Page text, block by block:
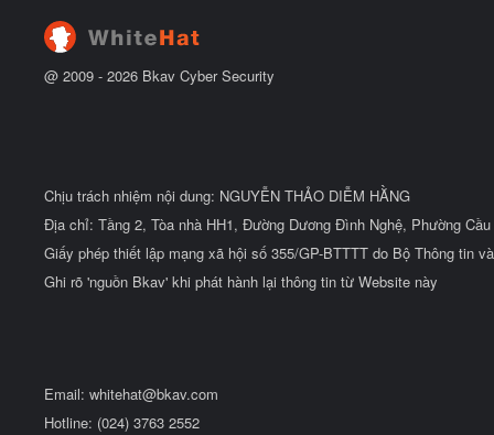
u
@ 2009 - 2026 Bkav Cyber Security
Chịu trách nhiệm nội dung: NGUYỄN THẢO DIỄM HẰNG
Địa chỉ: Tầng 2, Tòa nhà HH1, Đường Dương Đình Nghệ, Phường
Giấy phép thiết lập mạng xã hội số 355/GP-BTTTT do Bộ Thông tin
Ghi rõ 'nguồn Bkav' khi phát hành lại thông tin từ Website này
Email: whitehat@bkav.com
Hotline: (024) 3763 2552